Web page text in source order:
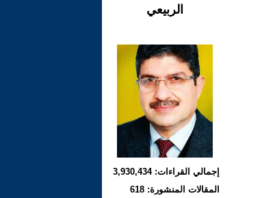
الربيعي
إجمالي القراءات: 3,930,434
المقالات المنشورة: 618